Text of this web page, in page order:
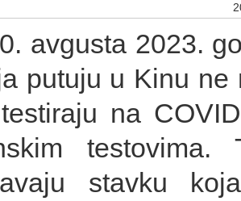
avgusta 2023.
putuju u Kinu
na
stavku